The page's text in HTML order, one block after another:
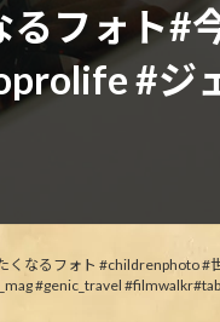
フォト#
#ジ
なるフォト #childrenphoto #
#genic_travel